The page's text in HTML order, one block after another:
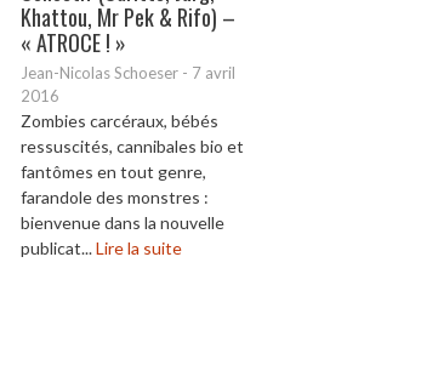
Khattou, Mr Pek & Rifo) –
« ATROCE ! »
Jean-Nicolas Schoeser - 7 avril
2016
Zombies carcéraux, bébés
ressuscités, cannibales bio et
fantômes en tout genre,
farandole des monstres :
bienvenue dans la nouvelle
publicat...Lire la suite